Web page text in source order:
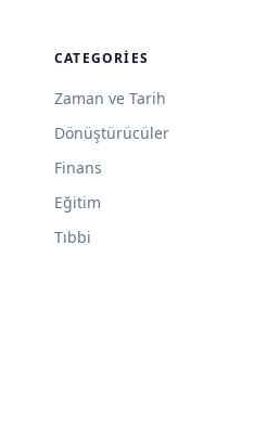
CATEGORIES
Zaman ve Tarih
Dönüştürücüler
Finans
Eğitim
Tıbbi